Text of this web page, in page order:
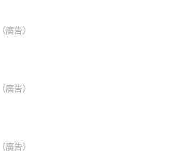
（廣告）
（廣告）
（廣告）